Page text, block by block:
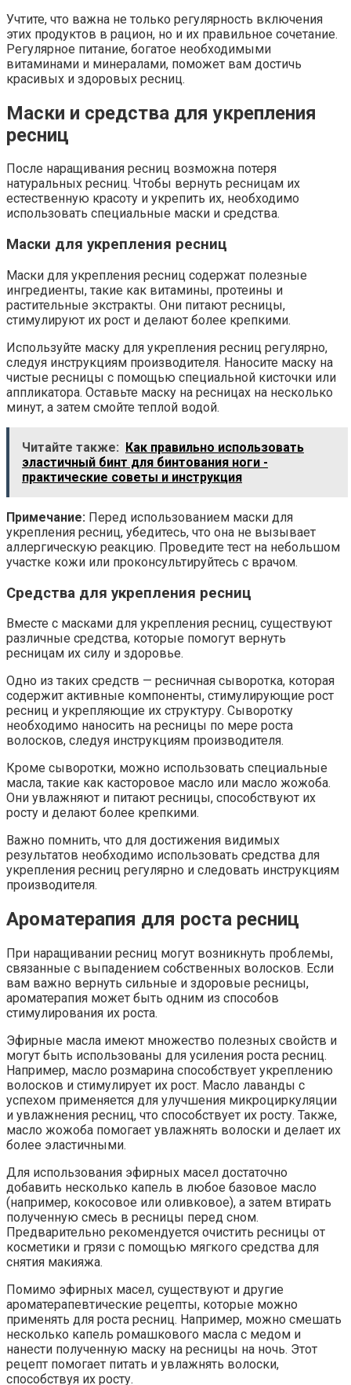
Учтите, что важна не только регулярность включения
этих продуктов в рацион, но и их правильное сочетание.
Регулярное питание, богатое необходимыми
витаминами и минералами, поможет вам достичь
красивых и здоровых ресниц.
Маски и средства для укрепления
ресниц
После наращивания ресниц возможна потеря
натуральных ресниц. Чтобы вернуть ресницам их
естественную красоту и укрепить их, необходимо
использовать специальные маски и средства.
Маски для укрепления ресниц
Маски для укрепления ресниц содержат полезные
ингредиенты, такие как витамины, протеины и
растительные экстракты. Они питают ресницы,
стимулируют их рост и делают более крепкими.
Используйте маску для укрепления ресниц регулярно,
следуя инструкциям производителя. Наносите маску на
чистые ресницы с помощью специальной кисточки или
аппликатора. Оставьте маску на ресницах на несколько
минут, а затем смойте теплой водой.
Читайте также: Как правильно использовать
эластичный бинт для бинтования ноги -
практические советы и инструкция
Примечание: Перед использованием маски для
укрепления ресниц, убедитесь, что она не вызывает
аллергическую реакцию. Проведите тест на небольшом
участке кожи или проконсультируйтесь с врачом.
Средства для укрепления ресниц
Вместе с масками для укрепления ресниц, существуют
различные средства, которые помогут вернуть
ресницам их силу и здоровье.
Одно из таких средств — ресничная сыворотка, которая
содержит активные компоненты, стимулирующие рост
ресниц и укрепляющие их структуру. Сыворотку
необходимо наносить на ресницы по мере роста
волосков, следуя инструкциям производителя.
Кроме сыворотки, можно использовать специальные
масла, такие как касторовое масло или масло жожоба.
Они увлажняют и питают ресницы, способствуют их
росту и делают более крепкими.
Важно помнить, что для достижения видимых
результатов необходимо использовать средства для
укрепления ресниц регулярно и следовать инструкциям
производителя.
Ароматерапия для роста ресниц
При наращивании ресниц могут возникнуть проблемы,
связанные с выпадением собственных волосков. Если
вам важно вернуть сильные и здоровые ресницы,
ароматерапия может быть одним из способов
стимулирования их роста.
Эфирные масла имеют множество полезных свойств и
могут быть использованы для усиления роста ресниц.
Например, масло розмарина способствует укреплению
волосков и стимулирует их рост. Масло лаванды с
успехом применяется для улучшения микроциркуляции
и увлажнения ресниц, что способствует их росту. Также,
масло жожоба помогает увлажнять волоски и делает их
более эластичными.
Для использования эфирных масел достаточно
добавить несколько капель в любое базовое масло
(например, кокосовое или оливковое), а затем втирать
полученную смесь в ресницы перед сном.
Предварительно рекомендуется очистить ресницы от
косметики и грязи с помощью мягкого средства для
снятия макияжа.
Помимо эфирных масел, существуют и другие
ароматерапевтические рецепты, которые можно
применять для роста ресниц. Например, можно смешать
несколько капель ромашкового масла с медом и
нанести полученную маску на ресницы на ночь. Этот
рецепт помогает питать и увлажнять волоски,
способствуя их росту.